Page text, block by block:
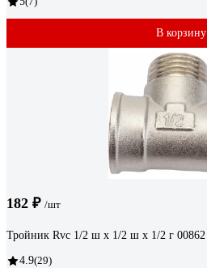
В корзину
182 ₽ /шт
Тройник Rvc 1/2 ш х 1/2 ш х 1/2 г 00862
4.9(29)